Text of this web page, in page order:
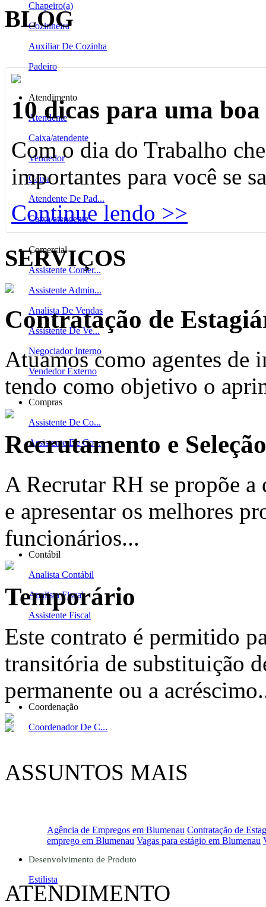
Chapeiro(a)
Cozinheira
Auxiliar De Cozinha
Padeiro
Atendimento
Atendente
Caixa/atendente
Vendedor
Caixa
Atendente De Pad...
Caixa/atendente
Comercial
Assistente Comer...
Assistente Admin...
Analista De Vendas
Assistente De Ve...
Negociador Interno
Vendedor Externo
Compras
Assistente De Co...
Assistente De Co...
Contábil
Analista Contábil
Analista Fiscal
Assistente Fiscal
Coordenação
Coordenador De C...
Desenvolvimento de Produto
Estilista
BLOG
10 dicas para uma
Com o dia do Trabalho
importantes para você se
Continue lendo >>
SERVIÇOS
Contratação de
Atuamos como agentes de
tendo como objetivo o
Recrutamento e Seleção
A Recrutar RH se propõe a
e apresentar os melhores
funcionários...
Temporário
Este contrato é permitido
transitória de substituição
permanente ou a
ASSUNTOS MAIS
Agência de Empregos em Blumenau Contratação de
emprego em Blumenau Vagas para estágio em Blumenau
ATENDIMENTO